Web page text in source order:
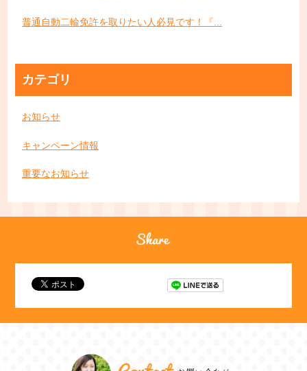
普通自動二輪免許を取りたい人必見です！『...
カテゴリ
お知らせ
キャンペーン情報
重要なお知らせ